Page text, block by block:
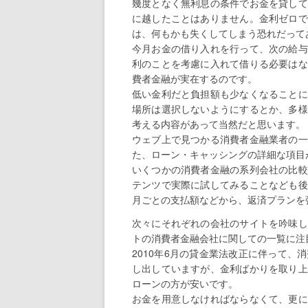
幾度となく無利息の条件でお金を貸し
に越したことはありません。金利ゼロ
は、何もかも失くしてしまう恐れだっ
今月お金の借り入れを行って、次の給
利のことを考慮に入れて借りる必要は
費者金融が実在するのです。
低い金利だと負担額も少なくなること
場所は選択しないようにするとか、多
考える内容があって当然だと思います。
ウェブ上で見つかる消費者金融業者の
た、ローン・キャッシングの詳細な項
いくつかの消費者金融の系列会社の比
テンツで実際に試してみることなども
月ごとの支払額などから、返済プラン
次々にそれぞれの会社のサイトを吟味
トの消費者金融会社に関しての一覧に
2010年6月の貸金業法改正に伴って、
し出していますが、金利ばかりを取り
ローンの方が安いです。
お金を用意しなければならなくて、更